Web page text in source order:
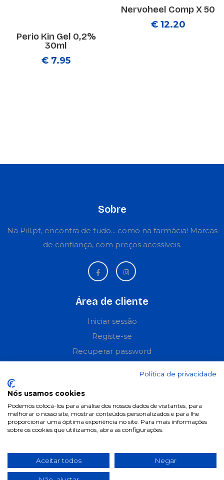
Perio Kin Gel 0,2%
30ml
€ 7.95
Nervoheel Comp X 50
€ 12.20
Sobre
Na Pill.pt, encontra de tudo... como na farmácia! Marcas
de confiança, com preços acessíveis.
Área de cliente
Iniciar sessão
Registe-se
Recuperar password
Informações
Termos & Condições
Política de privacidade
Condições de campanhas
Últimas notícias & Blog
Política de privacidade
Nós usamos cookies
Podemos colocá-los para análise dos nossos dados de visitantes, para
melhorar o nosso site, mostrar conteúdos personalizados e para lhe
proporcionar uma óptima experiência no site. Para mais informações
sobre os cookies que utilizamos, abra as configurações.
Aceitar todos Negar